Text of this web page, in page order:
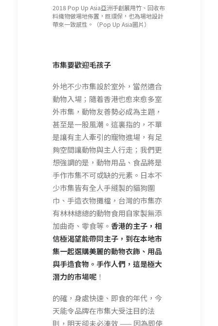
2018 Pop Up Asia亞洲手創展用竹、回收布
料織物做場地佈置，既環保，也為場地設計
帶來一致感性。（Pop Up Asia圖片）
市集要歡迎毛孩子
外地不少市集設於室外，當然適合
動物入場；隨着香港也愈來愈多室
外市集，動物友善勢必成為主題，
甚至是一股風潮。這裏指的，不單
是讓有主人牽引的寵物進場，有足
夠空間讓動物與主人行走；我們更
想強調的是，動物用品、食品將是
手作市集不可或缺的元素。日本不
少市集皆有全人手縫製的貓狗圍
巾、手造衣物攤檔，台灣的市集亦
有林林總總的動物食用自家製無添
加曲奇、零食等。 香港的主子，相
信極渴望能帶同主子，到在本地市
集一起選購美麗的動物衣飾、用品
與手造食物。手作人們，這是極大
潛力的市場呢 ！
的確，身處快速、即食的年代，今
天能令品牌在市集大受注目的法
則，明天卻未必湊效 —— 因為即使